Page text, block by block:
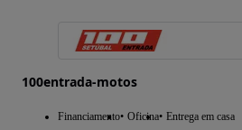
100entrada-motos
Financiamento Oficina Entrega em casa